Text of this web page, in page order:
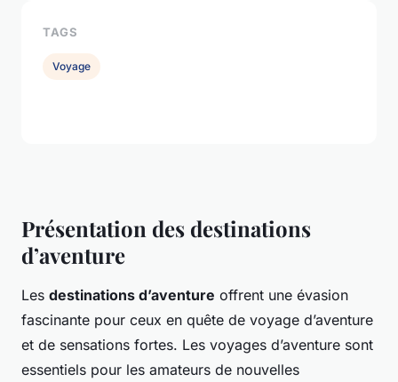
Présentation des destinations
d’aventure
Les destinations d’aventure offrent une évasion
fascinante pour ceux en quête de voyage d’aventure
et de sensations fortes. Les voyages d’aventure sont
essentiels pour les amateurs de nouvelles
TAGS
Voyage